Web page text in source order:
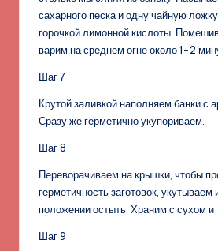
сахарного песка и одну чайную
горочкой лимонной кислоты.
варим на среднем огне около 1-2
Шаг 7
Крутой заливкой наполняем банки с
Сразу же герметично укупориваем.
Шаг 8
Переворачиваем на крышки, чтобы
герметичность заготовок, укутываем
положении остыть. Храним с сухом и
Шаг 9